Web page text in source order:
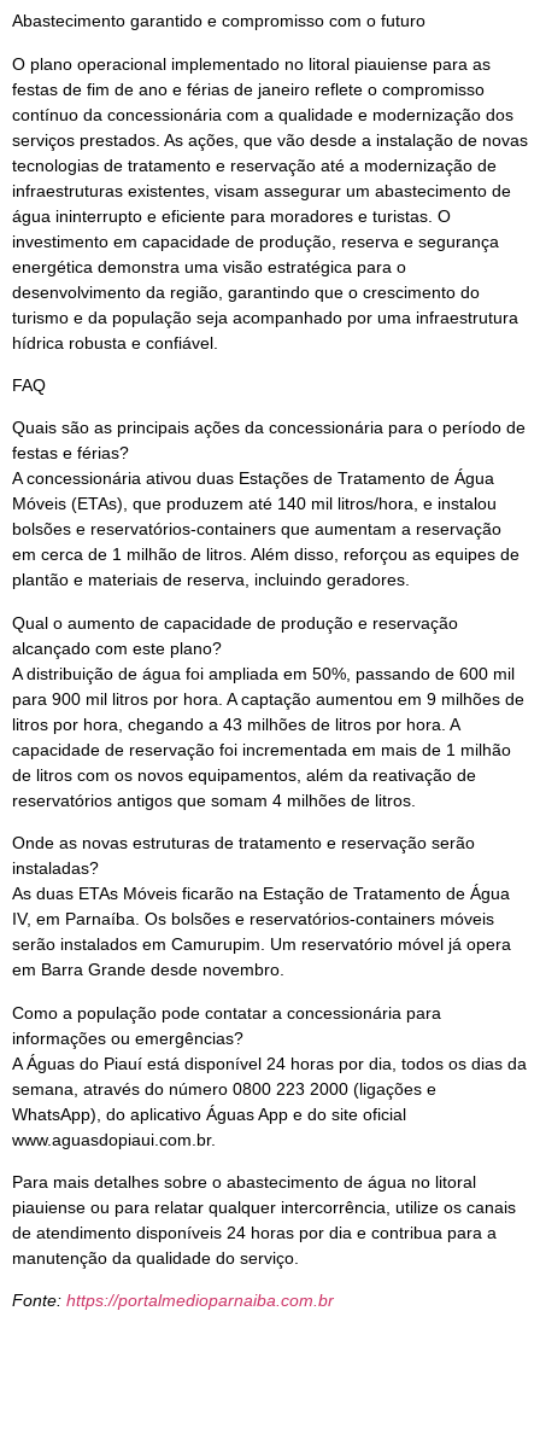
Abastecimento garantido e compromisso com o futuro
O plano operacional implementado no litoral piauiense para as
festas de fim de ano e férias de janeiro reflete o compromisso
contínuo da concessionária com a qualidade e modernização dos
serviços prestados. As ações, que vão desde a instalação de novas
tecnologias de tratamento e reservação até a modernização de
infraestruturas existentes, visam assegurar um abastecimento de
água ininterrupto e eficiente para moradores e turistas. O
investimento em capacidade de produção, reserva e segurança
energética demonstra uma visão estratégica para o
desenvolvimento da região, garantindo que o crescimento do
turismo e da população seja acompanhado por uma infraestrutura
hídrica robusta e confiável.
FAQ
Quais são as principais ações da concessionária para o período de
festas e férias?
A concessionária ativou duas Estações de Tratamento de Água
Móveis (ETAs), que produzem até 140 mil litros/hora, e instalou
bolsões e reservatórios-containers que aumentam a reservação
em cerca de 1 milhão de litros. Além disso, reforçou as equipes de
plantão e materiais de reserva, incluindo geradores.
Qual o aumento de capacidade de produção e reservação
alcançado com este plano?
A distribuição de água foi ampliada em 50%, passando de 600 mil
para 900 mil litros por hora. A captação aumentou em 9 milhões de
litros por hora, chegando a 43 milhões de litros por hora. A
capacidade de reservação foi incrementada em mais de 1 milhão
de litros com os novos equipamentos, além da reativação de
reservatórios antigos que somam 4 milhões de litros.
Onde as novas estruturas de tratamento e reservação serão
instaladas?
As duas ETAs Móveis ficarão na Estação de Tratamento de Água
IV, em Parnaíba. Os bolsões e reservatórios-containers móveis
serão instalados em Camurupim. Um reservatório móvel já opera
em Barra Grande desde novembro.
Como a população pode contatar a concessionária para
informações ou emergências?
A Águas do Piauí está disponível 24 horas por dia, todos os dias da
semana, através do número 0800 223 2000 (ligações e
WhatsApp), do aplicativo Águas App e do site oficial
www.aguasdopiaui.com.br.
Para mais detalhes sobre o abastecimento de água no litoral
piauiense ou para relatar qualquer intercorrência, utilize os canais
de atendimento disponíveis 24 horas por dia e contribua para a
manutenção da qualidade do serviço.
Fonte: https://portalmedioparnaiba.com.br